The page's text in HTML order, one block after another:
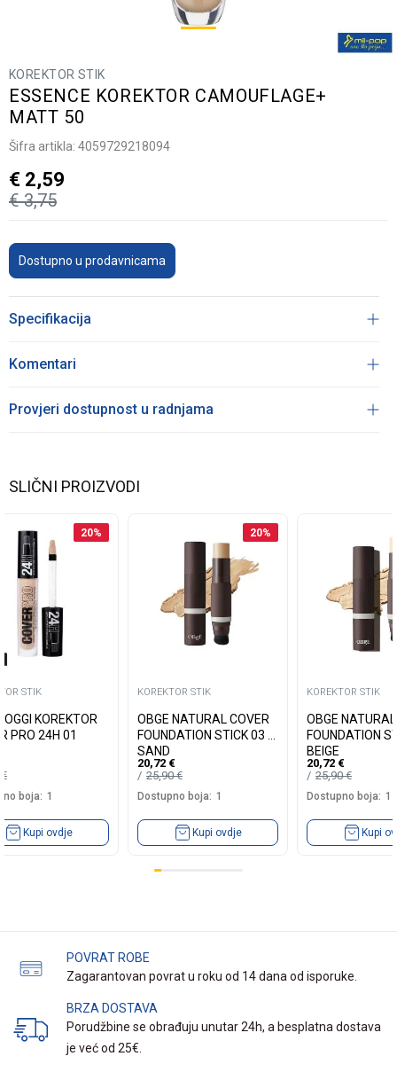
KOREKTOR STIK
ESSENCE KOREKTOR CAMOUFLAGE+
MATT 50
Šifra artikla: 4059729218094
€ 3,75
€ 2,59
Dostupno u prodavnicama
Specifikacija
Komentari
Provjeri dostupnost u radnjama
SLIČNI PROIZVODI
20%
STIK
KOREKTOR
PRO 24H 01
€
boja: 1
Kupi ovdje
20%
KOREKTOR STIK
OBGE NATURAL COVER
FOUNDATION STICK 03 -
SAND
20,72 €
25,90€
Dostupno boja: 1
Kupi ovdje
KOREKTOR STIK
OBGE
FOUNDATION
BEIGE
20,72 €
25,90€
Dostupno boja: 1
Kupi
POVRAT ROBE
Zagarantovan povrat u roku od 14 dana od isporuke.
BRZA DOSTAVA
Porudžbine se obrađuju unutar 24h, a besplatna dostava
je već od 25€.